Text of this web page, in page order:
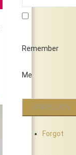
Remember
Me
Forgot